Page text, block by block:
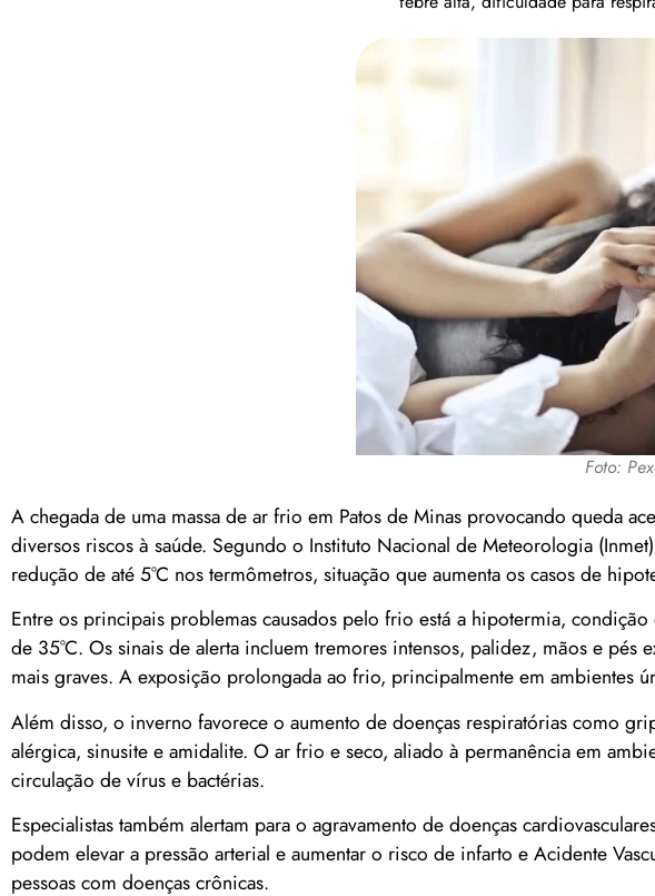
Foto:
A chegada de uma massa de ar frio em Patos de Minas provocando queda
diversos riscos à saúde. Segundo o Instituto Nacional de Meteorologia
redução de até 5°C nos termômetros, situação que aumenta os casos de
Entre os principais problemas causados pelo frio está a hipotermia,
de 35°C. Os sinais de alerta incluem tremores intensos, palidez, mãos e pés
mais graves. A exposição prolongada ao frio, principalmente em ambientes
Além disso, o inverno favorece o aumento de doenças respiratórias como
alérgica, sinusite e amidalite. O ar frio e seco, aliado à permanência em
circulação de vírus e bactérias.
Especialistas também alertam para o agravamento de doenças
podem elevar a pressão arterial e aumentar o risco de infarto e Acidente
pessoas com doenças crônicas.